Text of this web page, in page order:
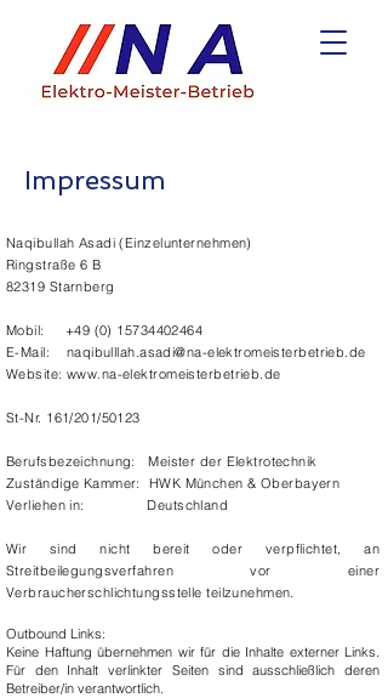
Impressum
Naqibullah Asadi (Einzelunternehmen)
Ringstraße 6 B
82319 Starnberg
Mobil: +49 (0) 15734402464
E-Mail: naqibulllah.asadi@na-elektromeisterbetrieb.de
Website: www.na-elektromeisterbetrieb.de
St-Nr. 161/201/50123
Berufsbezeichnung: Meister der Elektrotechnik
Zuständige Kammer: HWK München & Oberbayern
Verliehen in: Deutschland
Wir sind nicht bereit oder verpflichtet, an
Streitbeilegungsverfahren vor einer
Verbraucherschlichtungsstelle teilzunehmen.
Outbound Links:
Keine Haftung übernehmen wir für die Inhalte externer Links.
Für den Inhalt verlinkter Seiten sind ausschließlich deren
Betreiber/in verantwortlich.